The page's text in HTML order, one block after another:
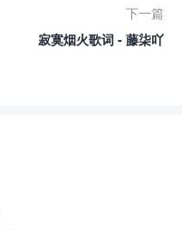
下一篇
寂寞烟火歌词 - 藤柒吖